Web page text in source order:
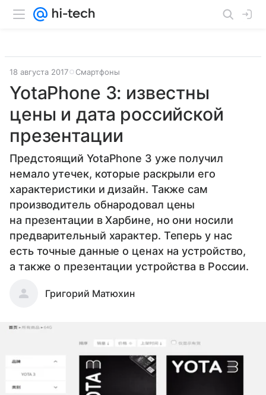
18 августа 2017 Смартфоны
YotaPhone 3: известны
цены и дата российской
презентации
Предстоящий YotaPhone 3 уже получил
немало утечек, которые раскрыли его
характеристики и дизайн. Также сам
производитель обнародовал цены
на презентации в Харбине, но они носили
предварительный характер. Теперь у нас
есть точные данные о ценах на устройство,
а также о презентации устройства в России.
Григорий Матюхин